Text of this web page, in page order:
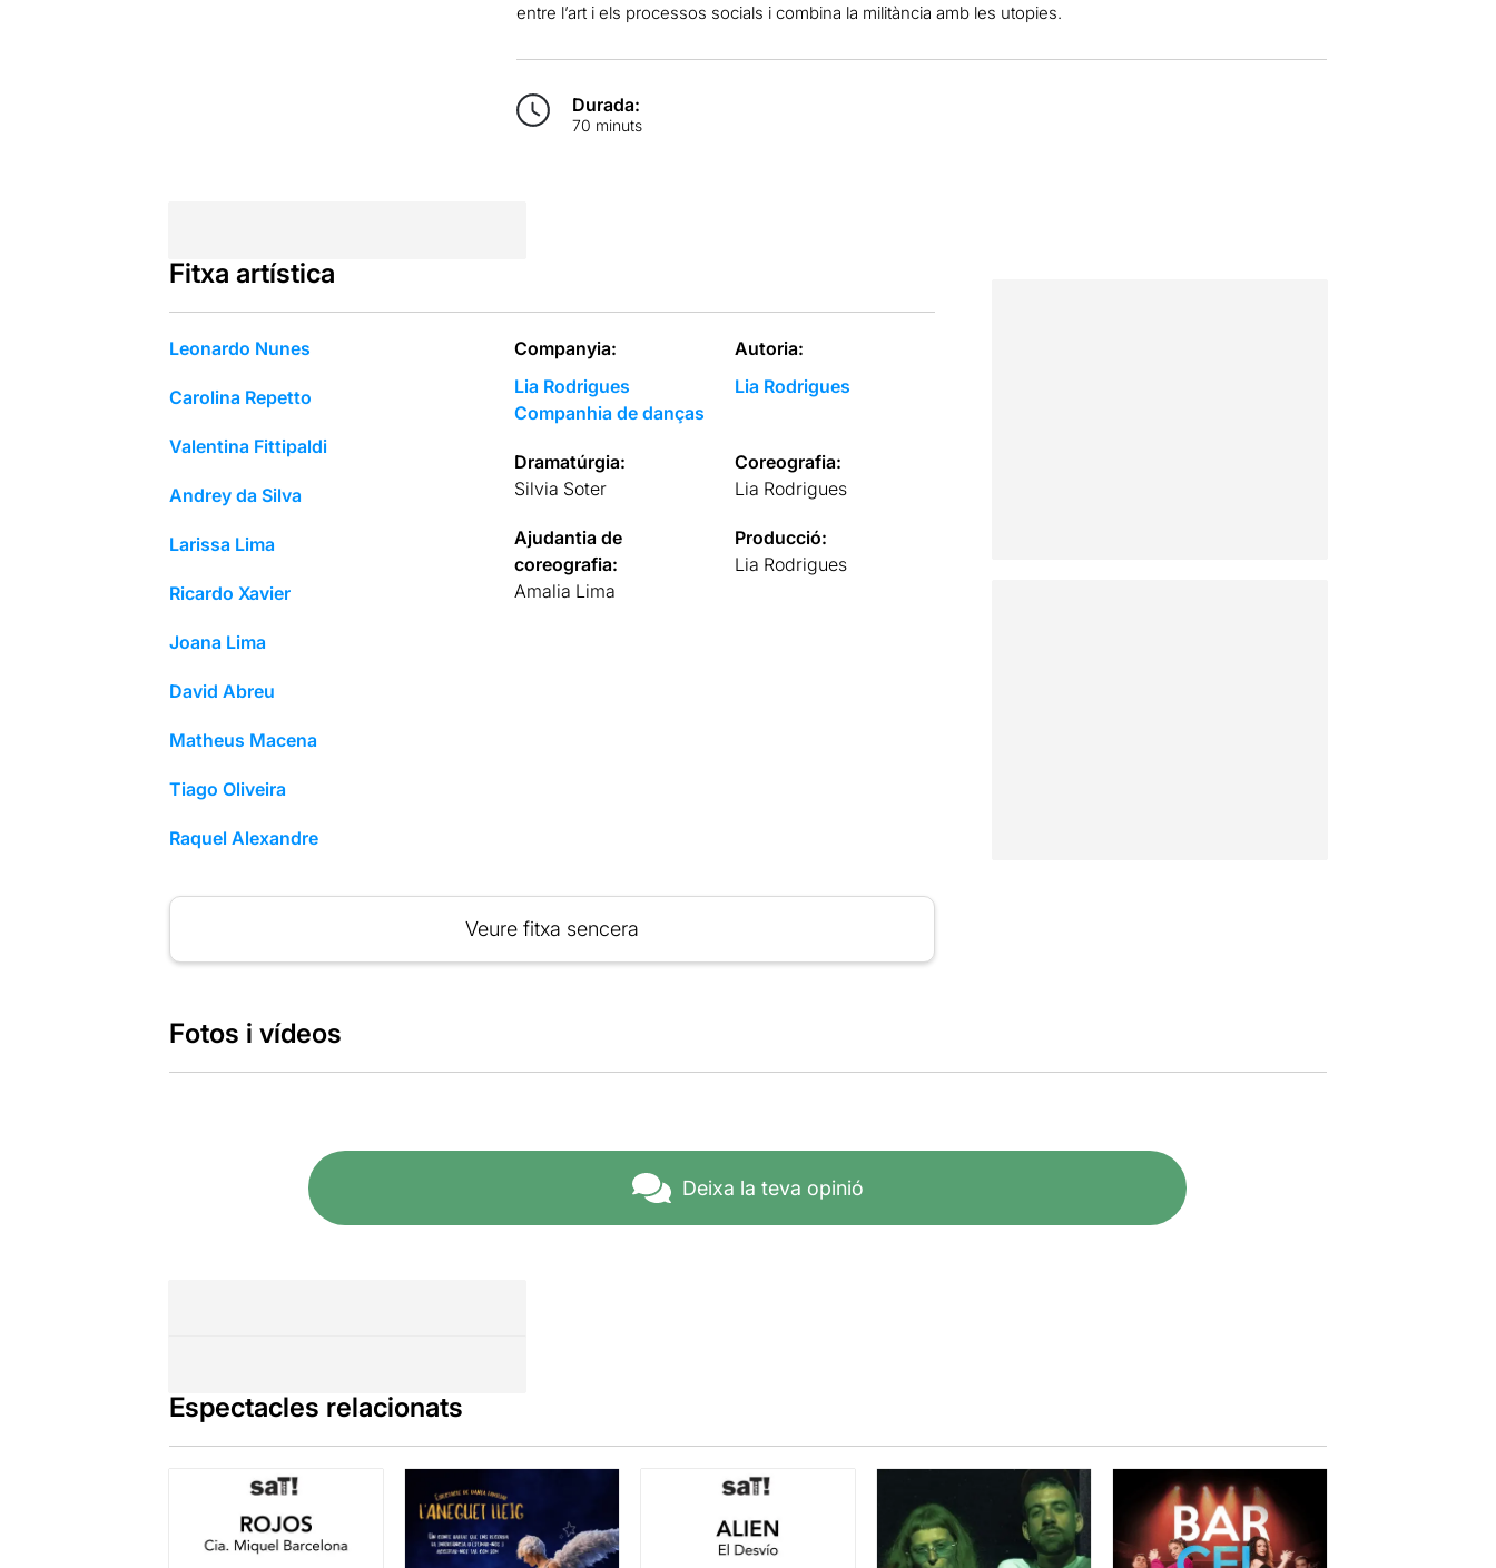
entre l’art i els processos socials i combina la militància amb les utopies.
Durada:
70 minuts
Fitxa artística
Leonardo Nunes
Carolina Repetto
Valentina Fittipaldi
Andrey da Silva
Larissa Lima
Ricardo Xavier
Joana Lima
David Abreu
Matheus Macena
Tiago Oliveira
Raquel Alexandre
Companyia:
Lia Rodrigues
Companhia de danças
Autoria:
Lia Rodrigues
Dramatúrgia:
Silvia Soter
Coreografia:
Lia Rodrigues
Ajudantia de
coreografia:
Amalia Lima
Producció:
Lia Rodrigues
Veure fitxa sencera
Fotos i vídeos
Deixa la teva opinió
Espectacles relacionats